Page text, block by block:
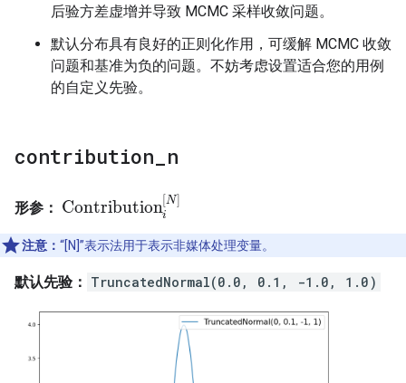
后验方差虚增并导致 MCMC 采样收敛问题。
默认分布具有良好的正则化作用，可缓解 MCMC 收敛
问题和基准为负的问题。不妨考虑设置适合您的用例
的自定义先验。
contribution n
形参： Contribution N]
i
Contributioni[N]
注意： “[N]”表示法用于表示非媒体处理变量。
默认先验： TruncatedNormal(0.0, 0.1, -1.0, 1.0)